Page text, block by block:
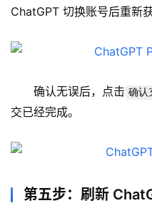
ChatGPT 切换账号后重新
确认无误后，点击 确认
交已经完成。
第五步：刷新